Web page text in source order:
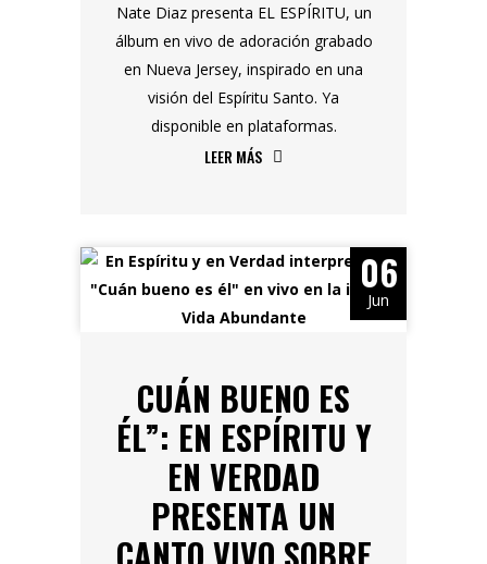
Nate Diaz presenta EL ESPÍRITU, un
álbum en vivo de adoración grabado
en Nueva Jersey, inspirado en una
visión del Espíritu Santo. Ya
disponible en plataformas.
LEER MÁS
06
Jun
CUÁN BUENO ES
ÉL”: EN ESPÍRITU Y
EN VERDAD
PRESENTA UN